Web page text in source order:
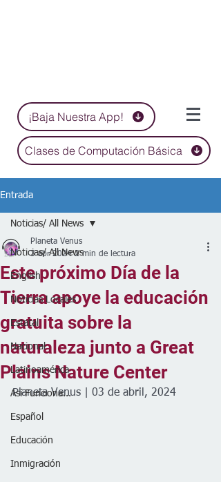
¡Baja Nuestra App!
Clases de Computación Básica
Entrada
Noticias/ All News
English
Noticias Locales
Estatal
Nacional
Latinoamérica
Así Funciona...
Español
Educación
Inmigración
Noticias/ All News
Este próximo Día de la
Tierra apoye la educación
gratuita sobre la
naturaleza junto a Great
Plains Nature Center
Planeta Venus
3 abr 2024 2 min de lectura
Planeta Venus | 03 de abril, 2024